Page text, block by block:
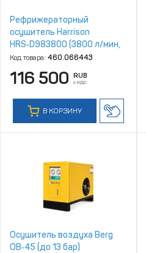
Рефрижераторный
осушитель Harrison
HRS‑D983800 (3800 л/мин,
4‑10 бар)
Код товара: 460.066443
116 500 RUB
с НДС
В КОРЗИНУ
Осушитель воздуха Berg
ОВ‑45 (до 13 бар)